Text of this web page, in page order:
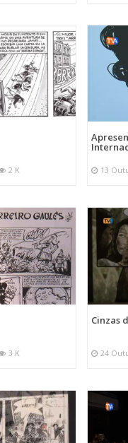
2 K 13
3 K
Cinzas
24